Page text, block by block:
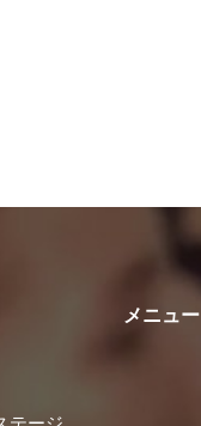
メニュー